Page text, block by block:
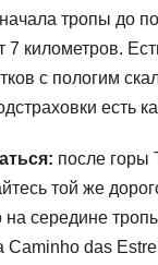
тропы до
7 километров.
с пологим
есть
после горы
той же
на середине
Caminho das